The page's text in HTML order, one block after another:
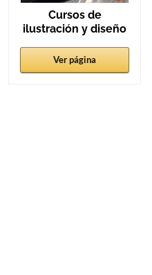
Cursos de
ilustración y diseño
Ver página